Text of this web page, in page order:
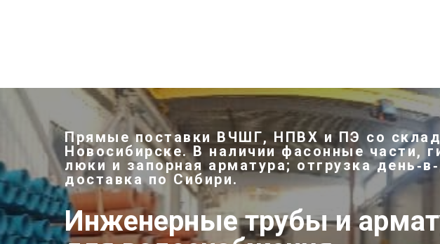
Прямые поставки ВЧШГ, НПВХ и ПЭ со
Новосибирске. В наличии фасонные части,
люки и запорная арматура; отгрузка
доставка по Сибири.
Инженерные трубы и